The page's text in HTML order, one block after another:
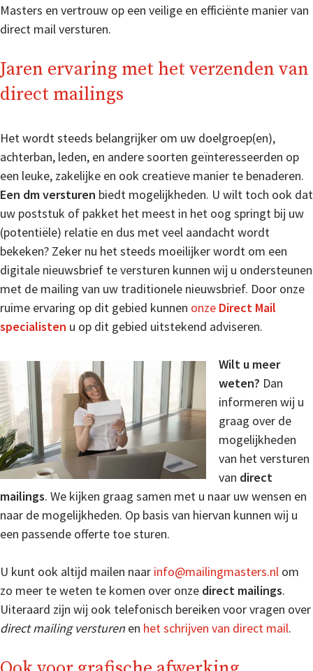
Masters en vertrouw op een veilige en efficiënte manier van
direct mail versturen.
Jaren ervaring met het verzenden van
direct mailings
Het wordt steeds belangrijker om uw doelgroep(en),
achterban, leden, en andere soorten geïnteresseerden op
een leuke, zakelijke en ook creatieve manier te benaderen.
Een dm versturen biedt mogelijkheden. U wilt toch ook dat
uw poststuk of pakket het meest in het oog springt bij uw
(potentiële) relatie en dus met veel aandacht wordt
bekeken? Zeker nu het steeds moeilijker wordt om een
digitale nieuwsbrief te versturen kunnen wij u ondersteunen
met de mailing van uw traditionele nieuwsbrief. Door onze
ruime ervaring op dit gebied kunnen onze Direct Mail
specialisten u op dit gebied uitstekend adviseren.
Wilt u meer
weten? Dan
informeren wij u
graag over de
mogelijkheden
van het versturen
van direct
mailings. We kijken graag samen met u naar uw wensen en
naar de mogelijkheden. Op basis van hiervan kunnen wij u
een passende offerte toe sturen.
U kunt ook altijd mailen naar info@mailingmasters.nl om
zo meer te weten te komen over onze direct mailings.
Uiteraard zijn wij ook telefonisch bereiken voor vragen over
direct mailing versturen en het schrijven van direct mail.